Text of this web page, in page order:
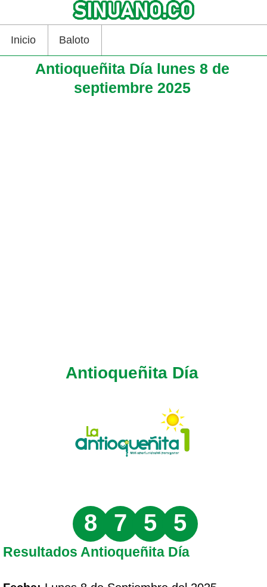
Inicio Baloto
Antioqueñita Día lunes 8 de
septiembre 2025
Antioqueñita Día
8 7 5 5
Resultados Antioqueñita Día